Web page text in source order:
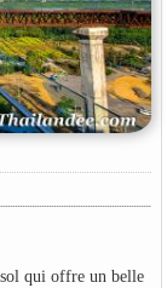
sol qui offre un belle